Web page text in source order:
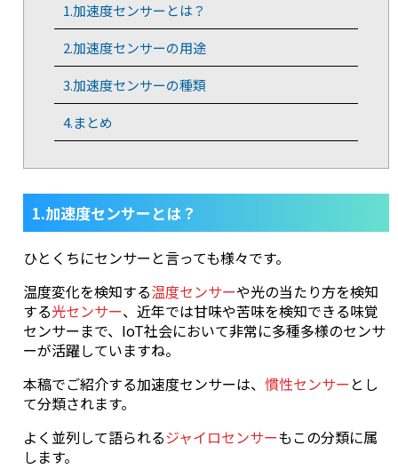
1.加速度センサーとは？
2.加速度センサーの用途
3.加速度センサーの種類
4.まとめ
1.加速度センサーとは？
ひとくちにセンサーと言っても様々です。
温度変化を検知する温度センサーや光の当たり方を検知
する光センサー、近年では甘味や苦味を検知できる味覚
センサーまで、IoT社会において非常に多種多様のセンサ
ーが活躍していますね。
本稿でご紹介する加速度センサーは、 慣性センサー とし
て分類されます。
よく並列して語られるジャイロセンサーもこの分類に属
します。